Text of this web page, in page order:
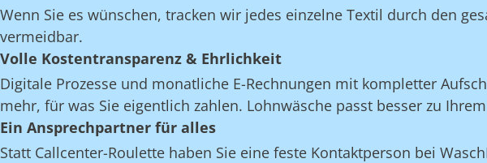
Wenn Sie es wünschen, tracken wir jedes einzelne Textil durch den
vermeidbar.
Volle Kostentransparenz & Ehrlichkeit
Digitale Prozesse und monatliche E-Rechnungen mit kompletter
mehr, für was Sie eigentlich zahlen. Lohnwäsche passt besser zu
Ein Ansprechpartner für alles
Statt Callcenter-Roulette haben Sie eine feste Kontaktperson bei